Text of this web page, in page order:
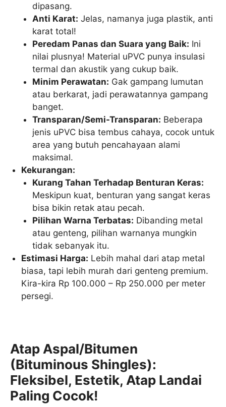
dipasang.
Anti Karat: Jelas, namanya juga plastik, anti
karat total!
Peredam Panas dan Suara yang Baik: Ini
nilai plusnya! Material uPVC punya insulasi
termal dan akustik yang cukup baik.
Minim Perawatan: Gak gampang lumutan
atau berkarat, jadi perawatannya gampang
banget.
Transparan/Semi-Transparan: Beberapa
jenis uPVC bisa tembus cahaya, cocok untuk
area yang butuh pencahayaan alami
maksimal.
Kekurangan:
Kurang Tahan Terhadap Benturan Keras:
Meskipun kuat, benturan yang sangat keras
bisa bikin retak atau pecah.
Pilihan Warna Terbatas: Dibanding metal
atau genteng, pilihan warnanya mungkin
tidak sebanyak itu.
Estimasi Harga: Lebih mahal dari atap metal
biasa, tapi lebih murah dari genteng premium.
Kira-kira Rp 100.000 – Rp 250.000 per meter
persegi.
Atap Aspal/Bitumen
(Bituminous Shingles):
Fleksibel, Estetik, Atap Landai
Paling Cocok!